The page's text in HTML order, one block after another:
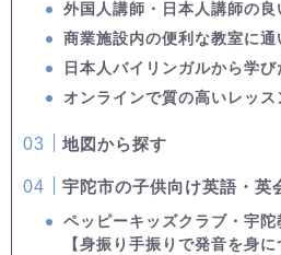
外国人講師・日本人講師の
商業施設内の便利な教室に通
日本人バイリンガルから学び
オンラインで質の高いレッス
地図から探す
宇陀市の子供向け英語・英
ペッピーキッズクラブ・宇陀
【身振り手振りで発音を身に